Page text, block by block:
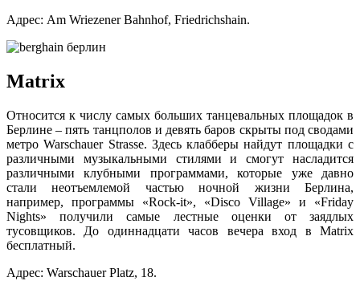
Адрес: Am Wriezener Bahnhof, Friedrichshain.
Matrix
Относится к числу самых больших танцевальных площадок в
Берлине – пять танцполов и девять баров скрыты под сводами
метро Warschauer Strasse. Здесь клабберы найдут площадки с
различными музыкальными стилями и смогут насладится
различными клубными программами, которые уже давно
стали неотъемлемой частью ночной жизни Берлина,
например, программы «Rock-it», «Disco Village» и «Friday
Nights» получили самые лестные оценки от заядлых
тусовщиков. До одиннадцати часов вечера вход в Matrix
бесплатный.
Адрес: Warschauer Platz, 18.